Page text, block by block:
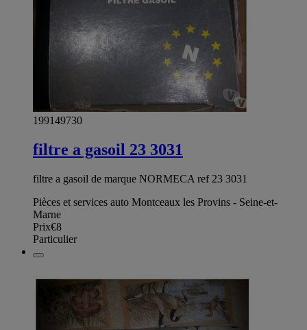
199149730
filtre a gasoil 23 3031
filtre a gasoil de marque NORMECA ref 23 3031
Pièces et services auto Montceaux les Provins - Seine-et-
Marne
Prix€8
Particulier